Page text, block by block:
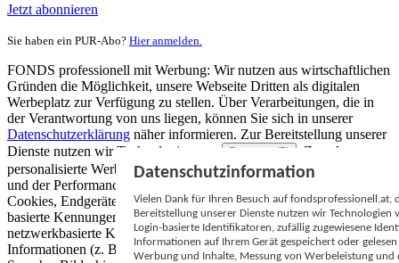
Jetzt abonnieren
Sie haben ein PUR-Abo? Hier anmelden.
FONDS professionell mit Werbung: Wir nutzen aus wirtschaftlichen
Gründen die Möglichkeit, unsere Webseite Dritten als digitalen
Werbeplatz zur Verfügung zu stellen. Über Verarbeitungen, die in
der Verantwortung von uns liegen, können Sie sich in unserer
Datenschutzerklärung näher informieren. Zur Bereitstellung unserer
Dienste nutzen wir Technologien von
Partnern (5)
. Zwecke:
personalisierte Werbung und Inhalte, Messung von Werbeleistung
und der Performance von Inhalten sowie Zielgruppenforschung.
Cookies, Endgeräte- oder ähnliche Online-Kennungen (z. B. login-
basierte Kennungen, zufällig generierte Kennungen,
netzwerkbasierte Kennungen) können zusammen mit anderen
Informationen (z. B. Browsertyp und Browserinformationen,
Datenschutzinformation
Vielen Dank für Ihren Besuch auf
Bereitstellung unserer Dienste nutzen wir Technologien
Login-basierte Identifikatoren, zufällig zugewiesene
Informationen auf Ihrem Gerät gespeichert oder
Werbung und Inhalte, Messung von Werbeleistung